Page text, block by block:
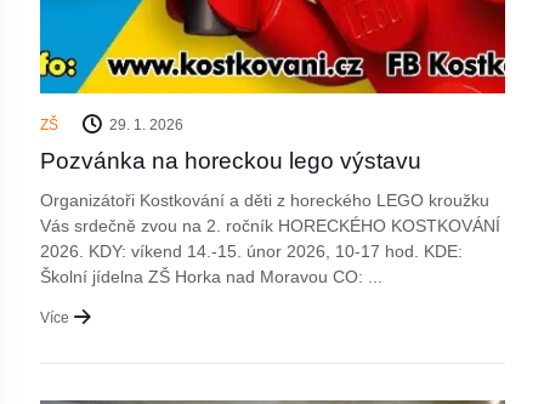
ZŠ 29. 1. 2026
Pozvánka na horeckou lego výstavu
Organizátoři Kostkování a děti z horeckého LEGO kroužku
Vás srdečně zvou na 2. ročník HORECKÉHO KOSTKOVÁNÍ
2026. KDY: víkend 14.-15. únor 2026, 10-17 hod. KDE:
Školní jídelna ZŠ Horka nad Moravou CO: ...
Více